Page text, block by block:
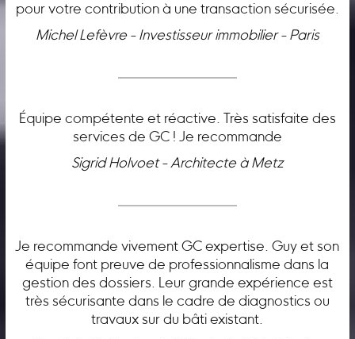
pour votre contribution à une transaction sécurisée.
Michel Lefèvre - Investisseur immobilier - Paris
Équipe compétente et réactive. Très satisfaite des
services de GC ! Je recommande
Sigrid Holvoet - Architecte à Metz
Je recommande vivement GC expertise. Guy et son
équipe font preuve de professionnalisme dans la
gestion des dossiers. Leur grande expérience est
très sécurisante dans le cadre de diagnostics ou
travaux sur du bâti existant.